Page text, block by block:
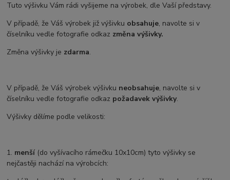
Tuto výšivku Vám rádi vyšijeme na výrobek, dle Vaší představy.
V případě, že Váš výrobek již výšivku obsahuje, navolte si v
číselníku vedle fotografie odkaz změna výšivky.
Změna výšivky je zdarma.
V případě, že Váš výrobek výšivku neobsahuje, navolte si v
číselníku vedle fotografie odkaz požadavek výšivky.
Výšivky dělíme podle velikosti:
1. menší (do vyšívacího rámečku 10x10cm) tyto výšivky se
nejčastěji nachází na výrobcích: